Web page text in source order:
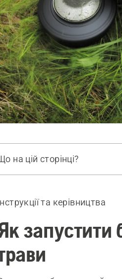
на цій сторінці?
Як запустити тример
та керівництва
запустити